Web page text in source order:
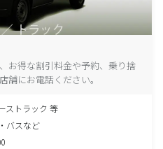
お得な割引料金や予約、乗り捨
舗にお電話ください。
ストラック 等
バスなど